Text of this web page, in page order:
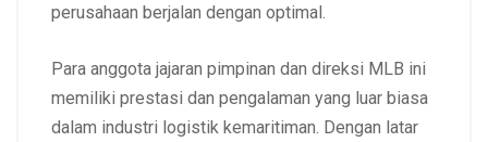
perusahaan berjalan dengan optimal.
Para anggota jajaran pimpinan dan direksi MLB ini
memiliki prestasi dan pengalaman yang luar biasa
dalam industri logistik kemaritiman. Dengan latar